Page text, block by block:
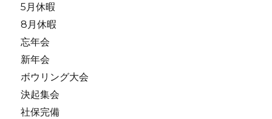
5月休暇
8月休暇
忘年会
新年会
ボウリング大会
決起集会
社保完備